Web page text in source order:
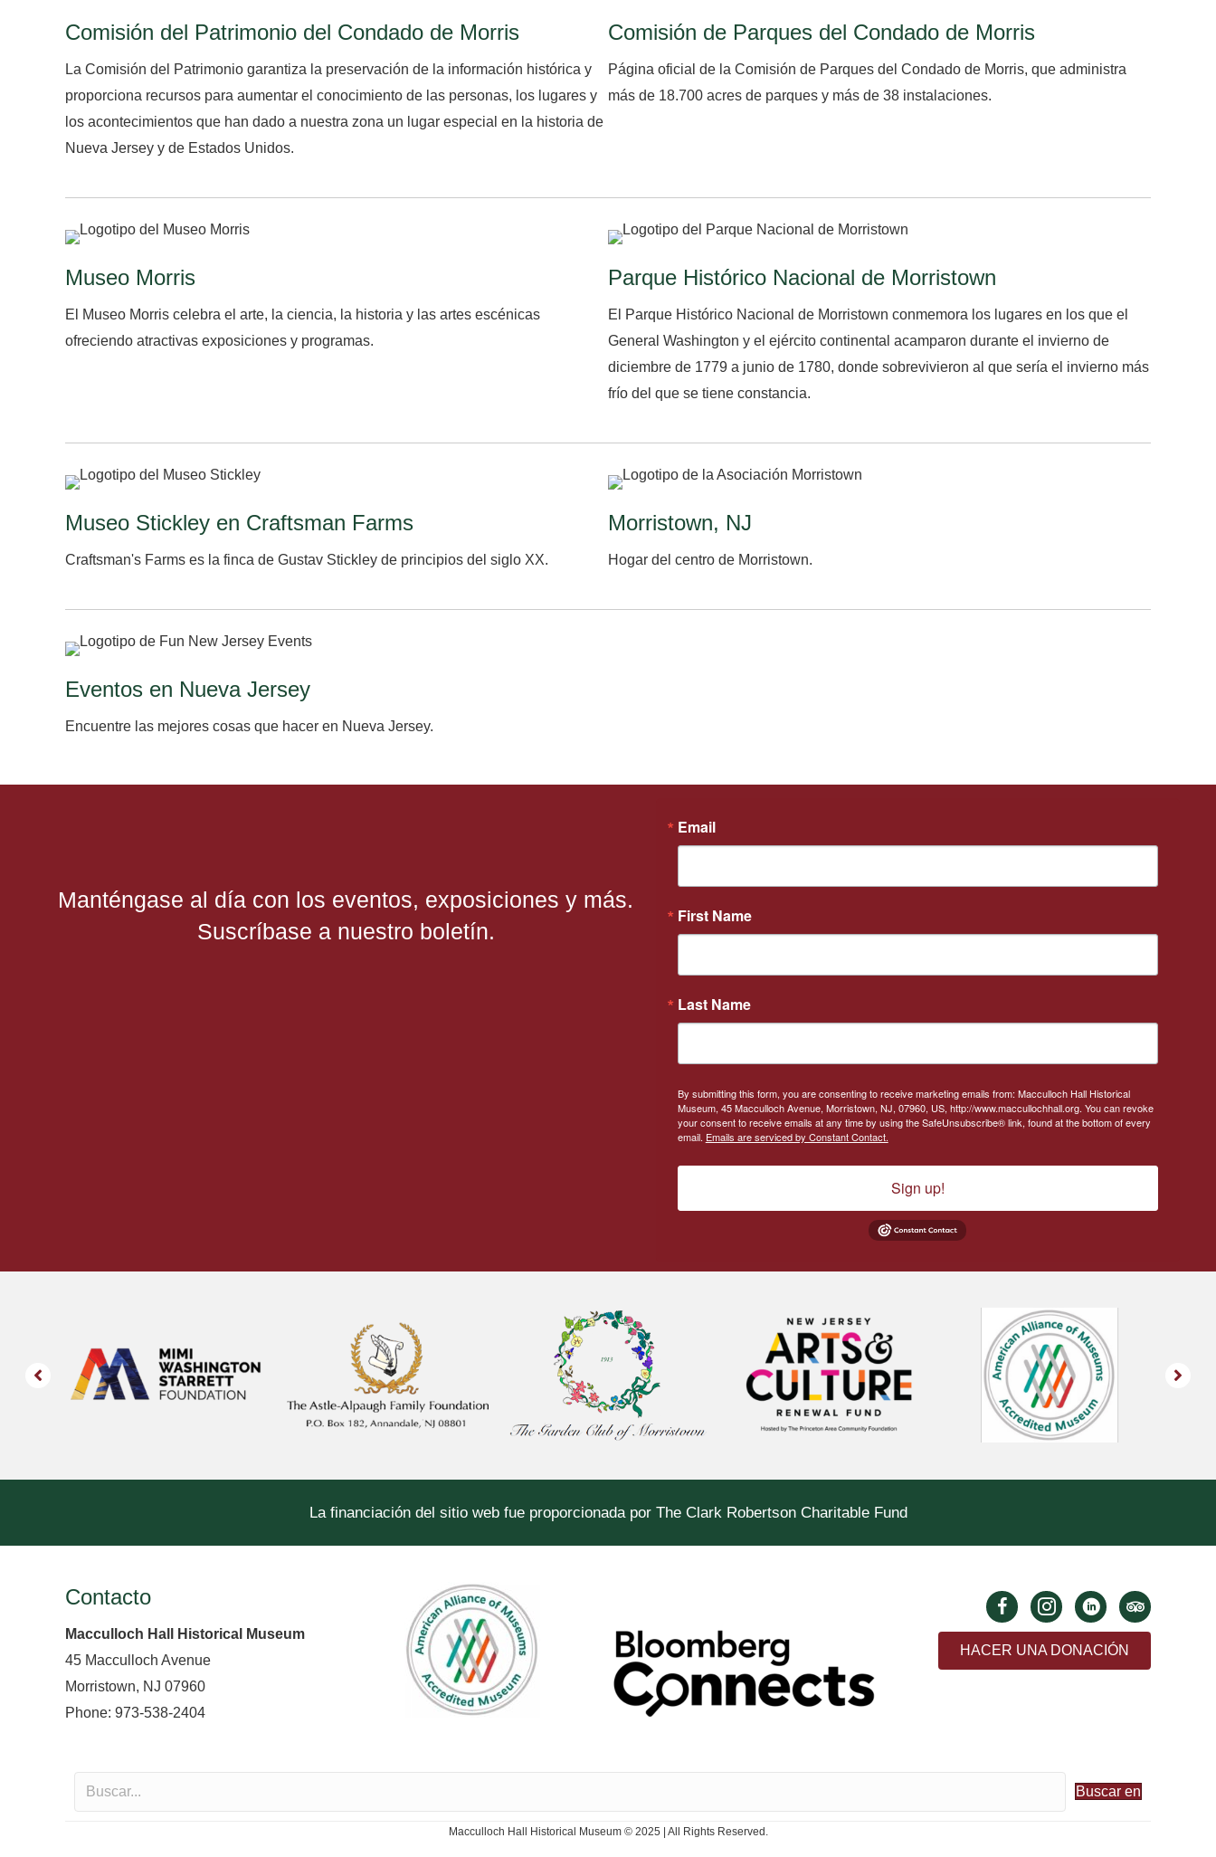
Comisión del Patrimonio del Condado de Morris
La Comisión del Patrimonio garantiza la preservación de la información histórica y
proporciona recursos para aumentar el conocimiento de las personas, los lugares y
los acontecimientos que han dado a nuestra zona un lugar especial en la historia de
Nueva Jersey y de Estados Unidos.
Comisión de Parques del Condado de Morris
Página oficial de la Comisión de Parques del Condado de Morris, que administra
más de 18.700 acres de parques y más de 38 instalaciones.
Museo Morris
El Museo Morris celebra el arte, la ciencia, la historia y las artes escénicas
ofreciendo atractivas exposiciones y programas.
Parque Histórico Nacional de Morristown
El Parque Histórico Nacional de Morristown conmemora los lugares en los que el
General Washington y el ejército continental acamparon durante el invierno de
diciembre de 1779 a junio de 1780, donde sobrevivieron al que sería el invierno más
frío del que se tiene constancia.
Museo Stickley en Craftsman Farms
Craftsman's Farms es la finca de Gustav Stickley de principios del siglo XX.
Morristown, NJ
Hogar del centro de Morristown.
Eventos en Nueva Jersey
Encuentre las mejores cosas que hacer en Nueva Jersey.
Manténgase al día con los eventos, exposiciones y más.
Suscríbase a nuestro boletín.
Email
First Name
Last Name
By submitting this form, you are consenting to receive marketing emails from: Macculloch Hall Historical
Museum, 45 Macculloch Avenue, Morristown, NJ, 07960, US, http://www.maccullochhall.org. You can revoke
your consent to receive emails at any time by using the SafeUnsubscribe® link, found at the bottom of every
email. Emails are serviced by Constant Contact.
Sign up!
La financiación del sitio web fue proporcionada por The Clark Robertson Charitable Fund
Contacto
Macculloch Hall Historical Museum
45 Macculloch Avenue
Morristown, NJ 07960
Phone: 973-538-2404
HACER UNA DONACIÓN
Buscar en
Macculloch Hall Historical Museum © 2025 | All Rights Reserved.